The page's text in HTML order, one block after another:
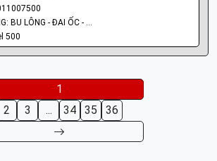
NHÓM PHỤ TÙNG: BU LÔNG - ĐAI ỐC - VÍT
500
1
2
3 ... 34 35 36